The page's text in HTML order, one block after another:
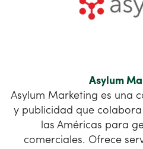
Asylum
Asylum Marketing es una
y publicidad que
las Américas para
comerciales. Ofrece